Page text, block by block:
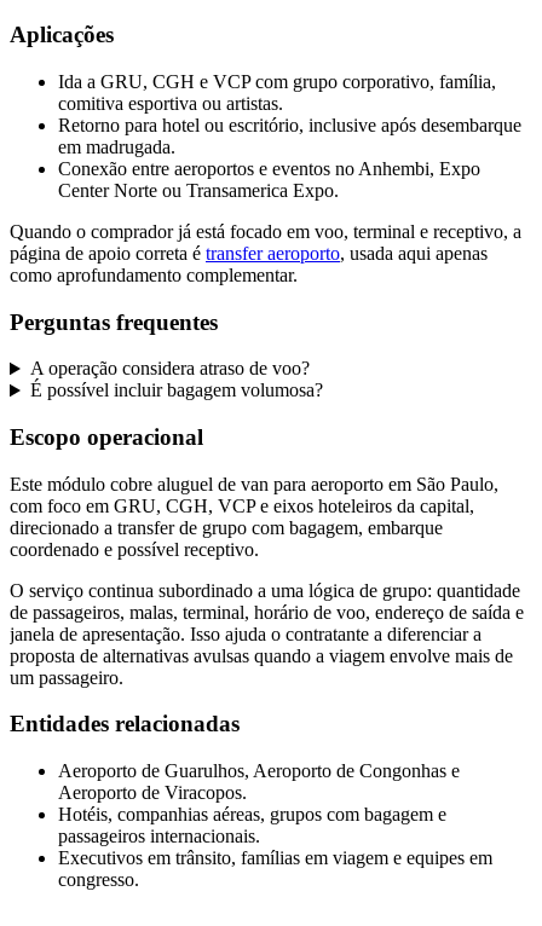
Aplicações
Ida a GRU, CGH e VCP com grupo corporativo, família,
comitiva esportiva ou artistas.
Retorno para hotel ou escritório, inclusive após desembarque
em madrugada.
Conexão entre aeroportos e eventos no Anhembi, Expo
Center Norte ou Transamerica Expo.
Quando o comprador já está focado em voo, terminal e receptivo, a
página de apoio correta é transfer aeroporto, usada aqui apenas
como aprofundamento complementar.
Perguntas frequentes
A operação considera atraso de voo?
É possível incluir bagagem volumosa?
Escopo operacional
Este módulo cobre aluguel de van para aeroporto em São Paulo,
com foco em GRU, CGH, VCP e eixos hoteleiros da capital,
direcionado a transfer de grupo com bagagem, embarque
coordenado e possível receptivo.
O serviço continua subordinado a uma lógica de grupo: quantidade
de passageiros, malas, terminal, horário de voo, endereço de saída e
janela de apresentação. Isso ajuda o contratante a diferenciar a
proposta de alternativas avulsas quando a viagem envolve mais de
um passageiro.
Entidades relacionadas
Aeroporto de Guarulhos, Aeroporto de Congonhas e
Aeroporto de Viracopos.
Hotéis, companhias aéreas, grupos com bagagem e
passageiros internacionais.
Executivos em trânsito, famílias em viagem e equipes em
congresso.